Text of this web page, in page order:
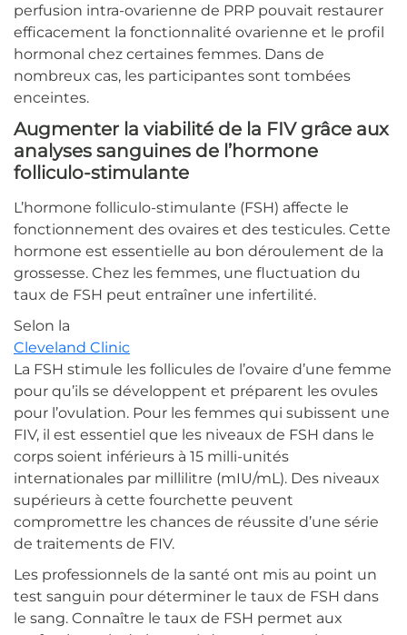
perfusion intra-ovarienne de PRP pouvait restaurer
efficacement la fonctionnalité ovarienne et le profil
hormonal chez certaines femmes. Dans de
nombreux cas, les participantes sont tombées
enceintes.
Augmenter la viabilité de la FIV grâce aux
analyses sanguines de l’hormone
folliculo-stimulante
L’hormone folliculo-stimulante (FSH) affecte le
fonctionnement des ovaires et des testicules. Cette
hormone est essentielle au bon déroulement de la
grossesse. Chez les femmes, une fluctuation du
taux de FSH peut entraîner une infertilité.
Selon la
Cleveland Clinic
La FSH stimule les follicules de l’ovaire d’une femme
pour qu’ils se développent et préparent les ovules
pour l’ovulation. Pour les femmes qui subissent une
FIV, il est essentiel que les niveaux de FSH dans le
corps soient inférieurs à 15 milli-unités
internationales par millilitre (mIU/mL). Des niveaux
supérieurs à cette fourchette peuvent
compromettre les chances de réussite d’une série
de traitements de FIV.
Les professionnels de la santé ont mis au point un
test sanguin pour déterminer le taux de FSH dans
le sang. Connaître le taux de FSH permet aux